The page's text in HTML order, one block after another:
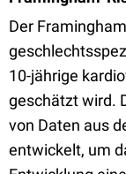
Der
10-jährige
geschätzt wird.
von Daten aus
entwickelt, um